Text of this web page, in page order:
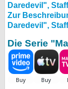
Daredevil",
Zur
Daredevil",
Die Serie